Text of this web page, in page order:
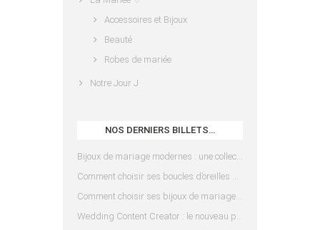
Accessoires et Bijoux
Beauté
Robes de mariée
Notre Jour J
NOS DERNIERS BILLETS…
Bijoux de mariage modernes : une collection pensée pour les mariées d’aujourd’hui
Comment choisir ses boucles d’oreilles de mariée en fonction de sa coiffure ?
Comment choisir ses bijoux de mariage en fonction de sa robe ?
Wedding Content Creator : le nouveau prestataire indispensable pour votre mariage